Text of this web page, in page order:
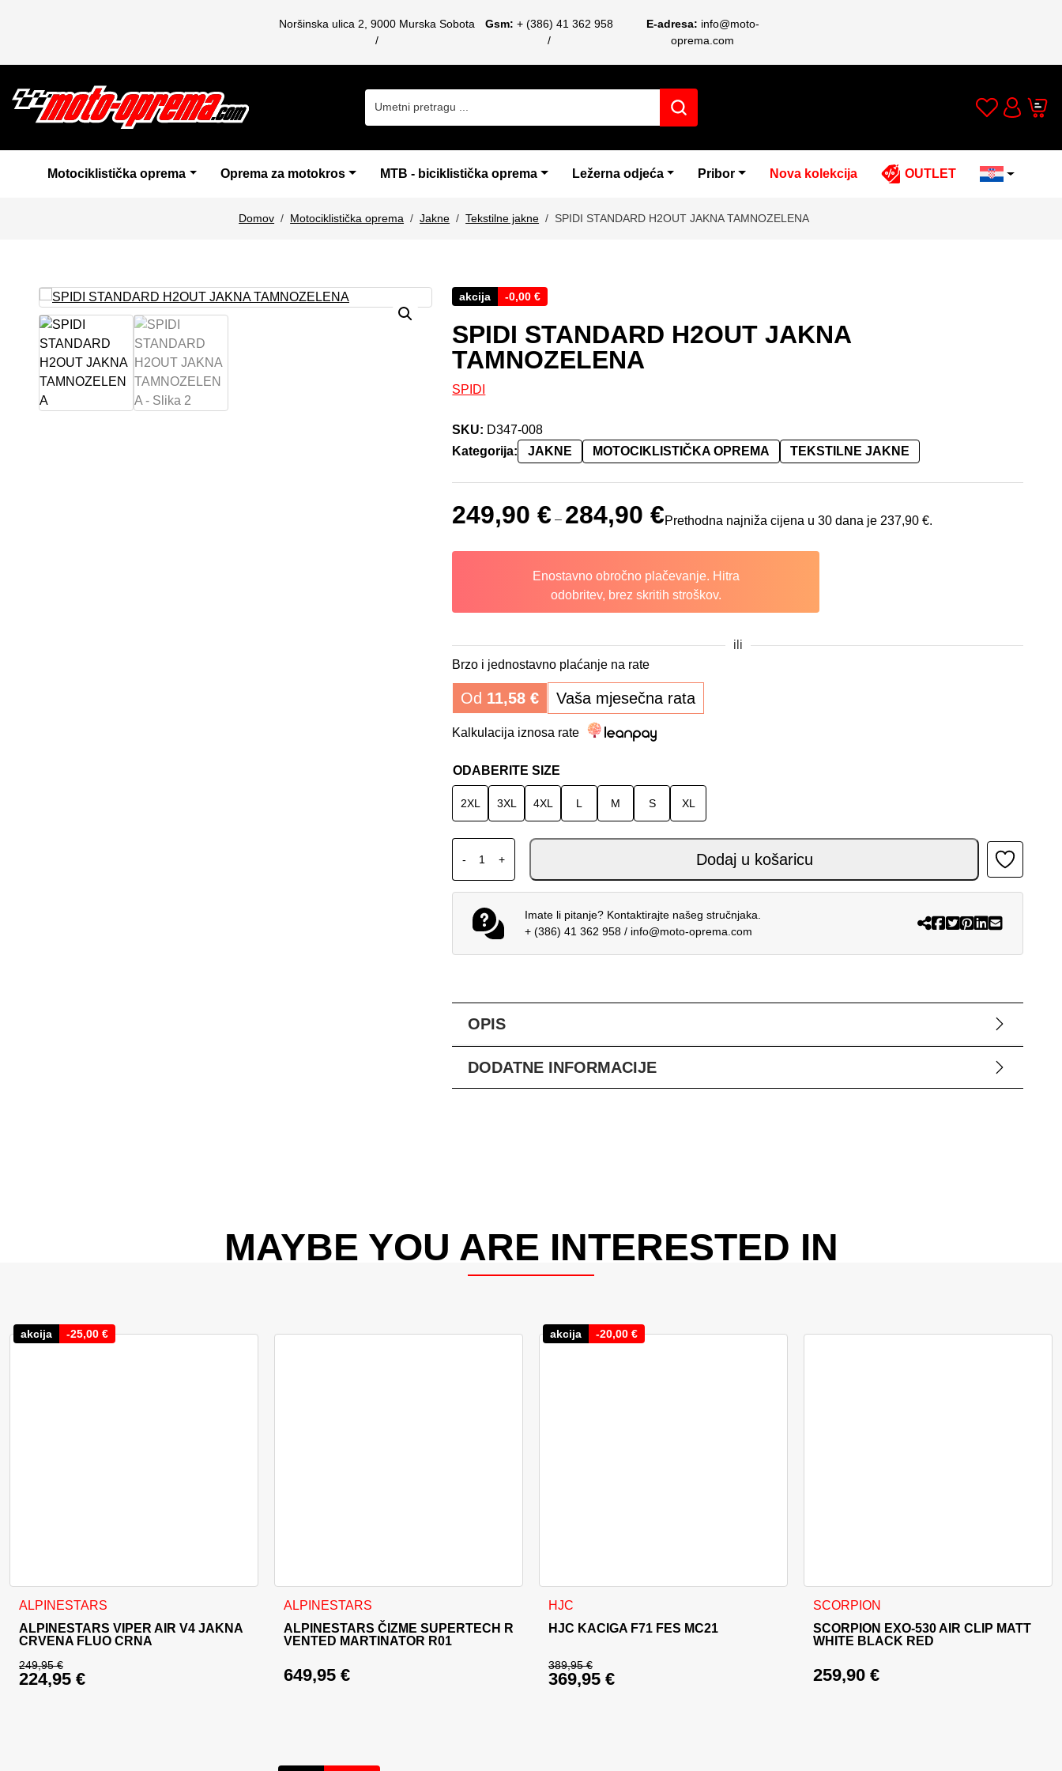
Noršinska ulica 2, 9000 Murska Sobota Gsm: + (386) 41 362 958 E-adresa: info@moto-
oprema.com
Wishlist
Cart
Motociklistička oprema Oprema za motokros MTB - biciklistička oprema Ležerna odjeća Pribor Nova kolekcija OUTLET
Domov Motociklistička oprema Jakne Tekstilne jakne SPIDI STANDARD H2OUT JAKNA TAMNOZELENA
akcija -0,00€
SPIDI STANDARD H2OUT JAKNA
TAMNOZELENA
SPIDI
SKU: D347-008
Kategorija:
JAKNE MOTOCIKLISTIČKA OPREMA TEKSTILNE JAKNE
249,90€ – 284,90€Prethodna najniža cijena u 30 dana je 237,90€.
Enostavno obročno plačevanje. Hitra
odobritev, brez skritih stroškov.
ili
Brzo i jednostavno plaćanje na rate
Od 11,58€ Vaša mjesečna rata
Kalkulacija iznosa rate
ODABERITE SIZE
2XL 3XL 4XL L M S XL
-
SPIDI STANDARD H2OUT JAKNA TAMNOZELENA količina
+ Dodaj u košaricu
Imate li pitanje? Kontaktirajte našeg stručnjaka.
+ (386) 41 362 958 / info@moto-oprema.com
OPIS
DODATNE INFORMACIJE
MAYBE YOU ARE INTERESTED IN
akcija -25,00 €
ALPINESTARS
ALPINESTARS VIPER AIR V4 JAKNA
CRVENA FLUO CRNA
249,95€
Izvorna cijena bila je: 249,95 €.
224,95 €
Ovaj proizvod ima više varijanti. Opcije se mogu odabrati na stranici proizvoda
ALPINESTARS
ALPINESTARS ČIZME SUPERTECH R
VENTED MARTINATOR R01
649,95 €
Ovaj proizvod ima više varijanti. Opcije se mogu odabrati na stranici proizvoda
akcija -20,00 €
HJC
HJC KACIGA F71 FES MC21
389,95€
Izvorna cijena bila je: 389,95 €.
369,95 €
Ovaj proizvod ima više varijanti. Opcije se mogu odabrati na stranici proizvoda
SCORPION
SCORPION EXO-530 AIR CLIP MATT
WHITE BLACK RED
259,90 €
Ovaj proizvod ima više varijanti. Opcije se